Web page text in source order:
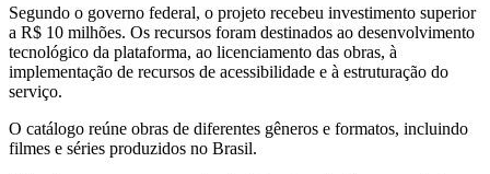
Segundo o governo federal, o projeto recebeu investimento superior
a R$ 10 milhões. Os recursos foram destinados ao desenvolvimento
tecnológico da plataforma, ao licenciamento das obras, à
implementação de recursos de acessibilidade e à estruturação do
serviço.
O catálogo reúne obras de diferentes gêneros e formatos, incluindo
filmes e séries produzidos no Brasil.